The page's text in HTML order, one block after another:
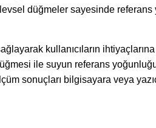
düğmeler sayesinde referans
kullanıcıların
ile suyun referans
sonuçları bilgisayara veya